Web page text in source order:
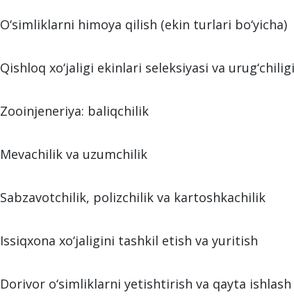
O‘simliklarni himoya qilish (ekin turlari bo‘yicha)
Qishloq xo‘jaligi ekinlari seleksiyasi va
Zooinjeneriya: baliqchilik
Mevachilik va uzumchilik
Sabzavotchilik, polizchilik va kartoshkachilik
Issiqxona xo‘jaligini tashkil etish va yuritish
Dorivor o‘simliklarni yetishtirish va qayta